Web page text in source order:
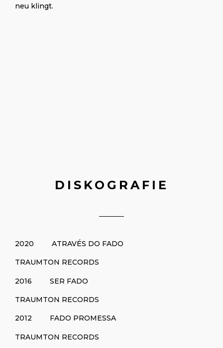
neu klingt.
DISKOGRAFIE
2020 ATRAVÉS DO FADO
TRAUMTON RECORDS
2016 SER FADO
TRAUMTON RECORDS
2012 FADO PROMESSA
TRAUMTON RECORDS